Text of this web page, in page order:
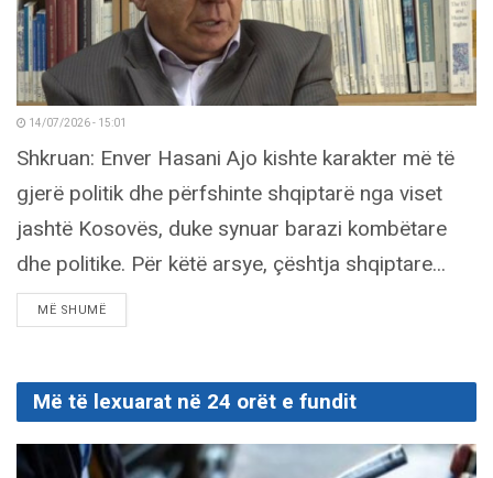
14/07/2026 - 15:01
Shkruan: Enver Hasani Ajo kishte karakter më të
gjerë politik dhe përfshinte shqiptarë nga viset
jashtë Kosovës, duke synuar barazi kombëtare
dhe politike. Për këtë arsye, çështja shqiptare...
MË SHUMËDETAILS
Më të lexuarat në 24 orët e fundit